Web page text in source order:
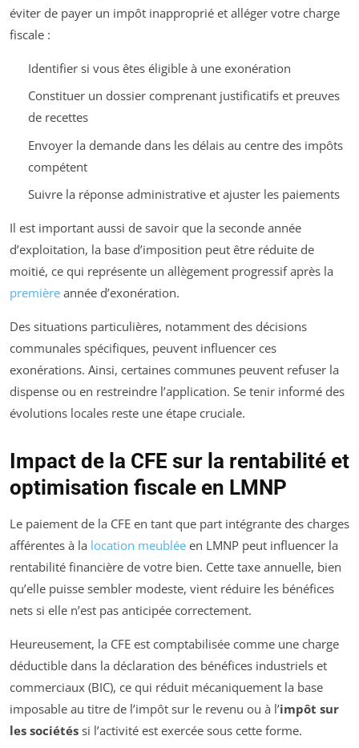
éviter de payer un impôt inapproprié et alléger votre charge
fiscale :
Identifier si vous êtes éligible à une exonération
Constituer un dossier comprenant justificatifs et preuves
de recettes
Envoyer la demande dans les délais au centre des impôts
compétent
Suivre la réponse administrative et ajuster les paiements
Il est important aussi de savoir que la seconde année
d’exploitation, la base d’imposition peut être réduite de
moitié, ce qui représente un allègement progressif après la
première année d’exonération.
Des situations particulières, notamment des décisions
communales spécifiques, peuvent influencer ces
exonérations. Ainsi, certaines communes peuvent refuser la
dispense ou en restreindre l’application. Se tenir informé des
évolutions locales reste une étape cruciale.
Impact de la CFE sur la rentabilité et
optimisation fiscale en LMNP
Le paiement de la CFE en tant que part intégrante des charges
afférentes à la location meublée en LMNP peut influencer la
rentabilité financière de votre bien. Cette taxe annuelle, bien
qu’elle puisse sembler modeste, vient réduire les bénéfices
nets si elle n’est pas anticipée correctement.
Heureusement, la CFE est comptabilisée comme une charge
déductible dans la déclaration des bénéfices industriels et
commerciaux (BIC), ce qui réduit mécaniquement la base
imposable au titre de l’impôt sur le revenu ou à l’impôt sur
les sociétés si l’activité est exercée sous cette forme.